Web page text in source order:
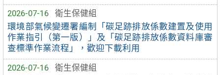
2026-07-16
衛生保健組
環境部氣候變遷署編制「碳足跡排放係數建置及使用
作業指引（第一版）」及「碳足跡排放係數資料庫審
查標準作業流程」，歡迎下載利用
2026-07-16
衛生保健組